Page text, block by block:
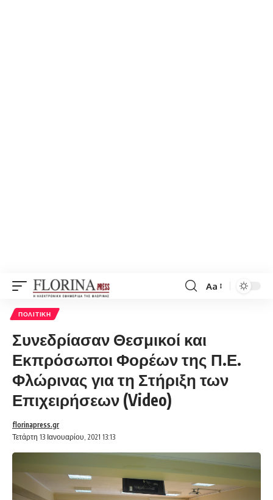
Font
Aa
ΠΟΛΙΤΙΚΉ
Συνεδρίασαν Θεσμικοί και
Εκπρόσωποι Φορέων της Π.Ε.
Φλώρινας για τη Στήριξη των
Επιχειρήσεων (Video)
Τετάρτη 13 Ιανουαρίου, 2021 13:13
florinapress.gr